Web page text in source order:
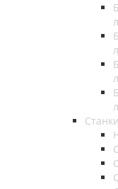
Станки